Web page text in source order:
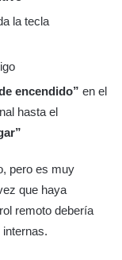
la tecla
encendido” en el
hasta el
pero es muy
que haya
remoto debería